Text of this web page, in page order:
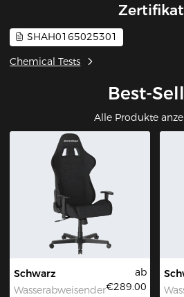
SHAH0165025301
Chemical Tests
Best-
Alle Produkte
Schwarz
Wasserabweisender
ab
€289.00